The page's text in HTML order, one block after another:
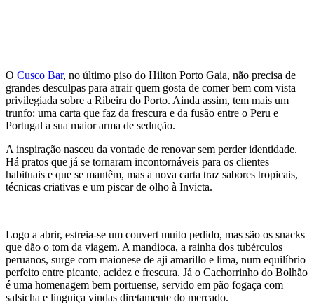
O Cusco Bar, no último piso do Hilton Porto Gaia, não precisa de
grandes desculpas para atrair quem gosta de comer bem com vista
privilegiada sobre a Ribeira do Porto. Ainda assim, tem mais um
trunfo: uma carta que faz da frescura e da fusão entre o Peru e
Portugal a sua maior arma de sedução.
A inspiração nasceu da vontade de renovar sem perder identidade.
Há pratos que já se tornaram incontornáveis para os clientes
habituais e que se mantêm, mas a nova carta traz sabores tropicais,
técnicas criativas e um piscar de olho à Invicta.
Logo a abrir, estreia-se um couvert muito pedido, mas são os snacks
que dão o tom da viagem. A mandioca, a rainha dos tubérculos
peruanos, surge com maionese de aji amarillo e lima, num equilíbrio
perfeito entre picante, acidez e frescura. Já o Cachorrinho do Bolhão
é uma homenagem bem portuense, servido em pão fogaça com
salsicha e linguiça vindas diretamente do mercado.